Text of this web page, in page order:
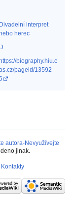
Divadelní interpret
herec‎
D
https://biography.hiu.c
pageid/13592
autora-Nevyužívejte
jinak.
Kontakty